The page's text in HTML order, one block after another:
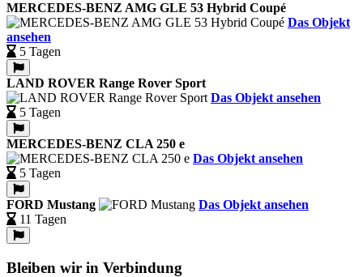
MERCEDES-BENZ AMG GLE 53 Hybrid Coupé
Das Objekt
ansehen
5 Tagen
LAND ROVER Range Rover Sport
Das Objekt ansehen
5 Tagen
MERCEDES-BENZ CLA 250 e
Das Objekt ansehen
5 Tagen
FORD Mustang
Das Objekt ansehen
11 Tagen
Bleiben wir in Verbindung